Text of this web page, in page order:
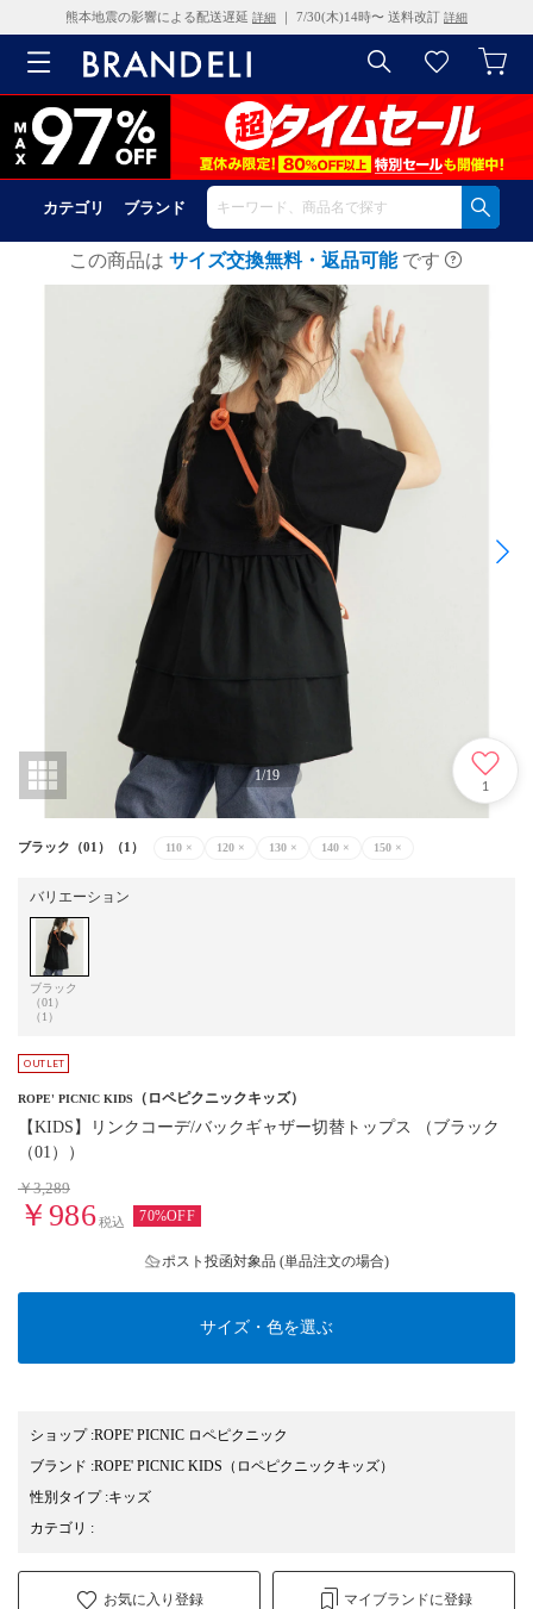
熊本地震の影響による配送遅延 詳細 ｜ 7/30(木)14時〜 送料改訂 詳細
カテゴリ ブランド
この商品は サイズ交換無料・返品可能 です
1/19
1
ブラック（01）（1） 110 × 120 × 130 × 140 × 150 ×
バリエーション
ブラック
（01）
（1）
ROPE' PICNIC KIDS （ロペピクニックキッズ）
【KIDS】リンクコーデ/バックギャザー切替トップス （ブラック
（01））
￥3,289
￥986税込 70%OFF
ポスト投函対象品 (単品注文の場合)
サイズ・色を選ぶ
ショップ:ROPE' PICNIC ロペピクニック
ブランド :ROPE' PICNIC KIDS （ロペピクニックキッズ）
性別タイプ:キッズ
カテゴリ :
お気に入り登録 マイブランドに登録